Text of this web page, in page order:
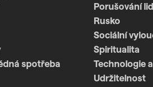
Porušování
Rusko
Sociální
Spiritualita
spotřeba
Technologie
Udržitelnost